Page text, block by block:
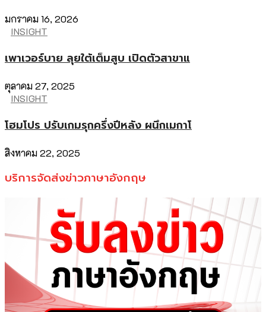
มกราคม 16, 2026
INSIGHT
เพาเวอร์บาย ลุยใต้เต็มสูบ เปิดตัวสาขาแ
ตุลาคม 27, 2025
INSIGHT
โฮมโปร ปรับเกมรุกครึ่งปีหลัง ผนึกเมกาโ
สิงหาคม 22, 2025
บริการจัดส่งข่าวภาษาอังกฤษ